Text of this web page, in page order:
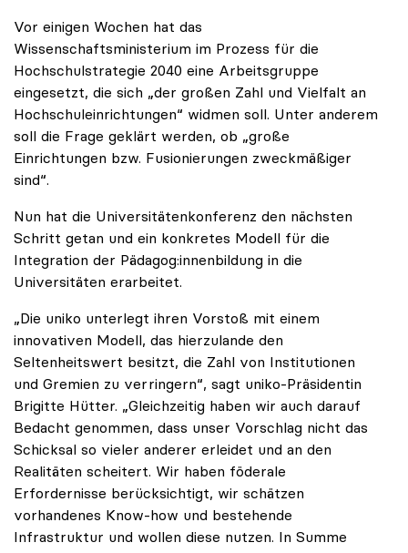
Vor einigen Wochen hat das
Wissenschaftsministerium im Prozess für die
Hochschulstrategie 2040 eine Arbeitsgruppe
eingesetzt, die sich „der großen Zahl und Vielfalt an
Hochschuleinrichtungen“ widmen soll. Unter anderem
soll die Frage geklärt werden, ob „große
Einrichtungen bzw. Fusionierungen zweckmäßiger
sind“.
Nun hat die Universitätenkonferenz den nächsten
Schritt getan und ein konkretes Modell für die
Integration der Pädagog:innenbildung in die
Universitäten erarbeitet.
„Die uniko unterlegt ihren Vorstoß mit einem
innovativen Modell, das hierzulande den
Seltenheitswert besitzt, die Zahl von Institutionen
und Gremien zu verringern“, sagt uniko-Präsidentin
Brigitte Hütter. „Gleichzeitig haben wir auch darauf
Bedacht genommen, dass unser Vorschlag nicht das
Schicksal so vieler anderer erleidet und an den
Realitäten scheitert. Wir haben föderale
Erfordernisse berücksichtigt, wir schätzen
vorhandenes Know-how und bestehende
Infrastruktur und wollen diese nutzen. In Summe